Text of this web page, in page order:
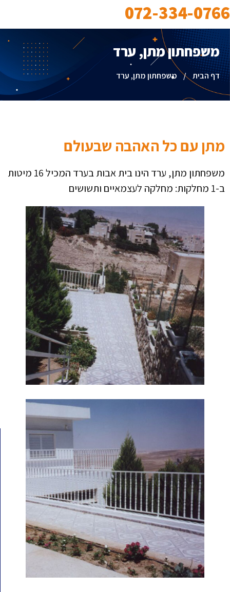
072-334-
משפחתון מתן, ערד
דף הבית/משפחתון מתן, ערד
עם כל האהבה שבעולם
משפחתון מתן, ערד הינו בית אבות בערד המכיל 16 מיטות
לעצמאיים ותשושים